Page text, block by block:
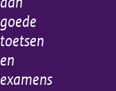
goede
toetsen
en
examens